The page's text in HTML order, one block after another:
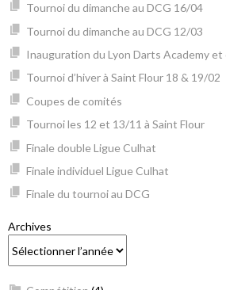
Tournoi du dimanche au DCG 16/04
Tournoi du dimanche au DCG 12/03
Inauguration du Lyon Darts Academy
Tournoi d’hiver à Saint Flour 18 & 19/02
Coupes de comités
Tournoi les 12 et 13/11 à Saint Flour
Finale double Ligue Culhat
Finale individuel Ligue Culhat
Finale du tournoi au DCG
Archives